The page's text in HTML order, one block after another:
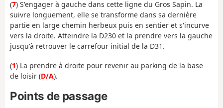
(7) S'engager à gauche dans cette ligne du Gros Sapin. La
suivre longuement, elle se transforme dans sa dernière
partie en large chemin herbeux puis en sentier et s'incurve
vers la droite. Atteindre la D230 et la prendre vers la gauche
jusqu'à retrouver le carrefour initial de la D31.
(1) La prendre à droite pour revenir au parking de la base
de loisir (D/A).
Points de passage